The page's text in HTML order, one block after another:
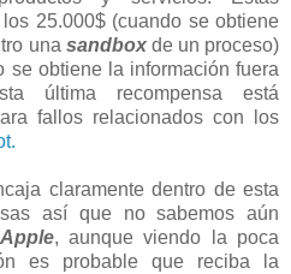
25.000$ (cuando se obtiene
una sandboxde un proceso)
se obtiene la información fuera
última recompensa está
fallos relacionados con los
claramente dentro de esta
así que no sabemos aún
Apple, aunque viendo la poca
es probable que reciba la